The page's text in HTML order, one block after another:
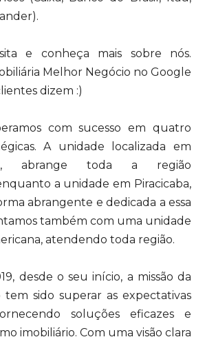
e conheça mais sobre nós.
Melhor Negócio no Google
dizem :)
com sucesso em quatro
A unidade localizada em
abrange toda a região
a unidade em Piracicaba,
abrangente e dedicada a essa
também com uma unidade
atendendo toda região.
desde o seu início, a missão da
tem sido superar as expectativas
soluções eficazes e
imobiliário. Com uma visão clara